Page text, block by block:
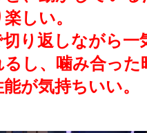
しい。
切り返しながら一
るし、噛み合った
が気持ちいい。